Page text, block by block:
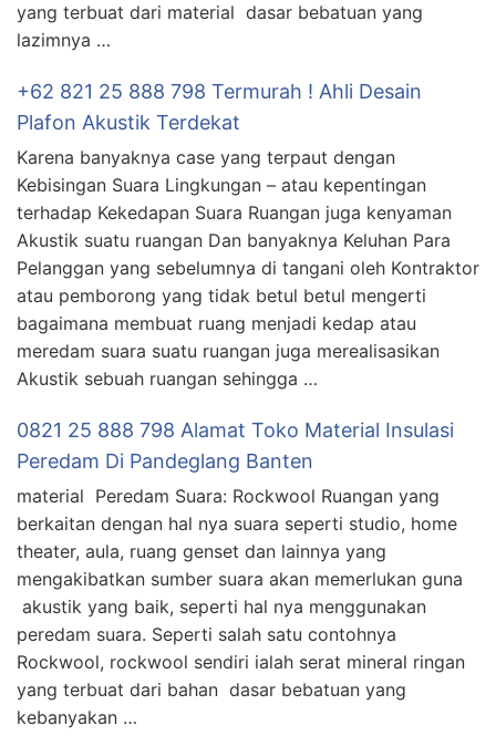
yang terbuat dari material dasar bebatuan yang
lazimnya …
+62 821 25 888 798 Termurah ! Ahli Desain
Plafon Akustik Terdekat
Karena banyaknya case yang terpaut dengan
Kebisingan Suara Lingkungan – atau kepentingan
terhadap Kekedapan Suara Ruangan juga kenyaman
Akustik suatu ruangan Dan banyaknya Keluhan Para
Pelanggan yang sebelumnya di tangani oleh Kontraktor
atau pemborong yang tidak betul betul mengerti
bagaimana membuat ruang menjadi kedap atau
meredam suara suatu ruangan juga merealisasikan
Akustik sebuah ruangan sehingga …
0821 25 888 798 Alamat Toko Material Insulasi
Peredam Di Pandeglang Banten
material Peredam Suara: Rockwool Ruangan yang
berkaitan dengan hal nya suara seperti studio, home
theater, aula, ruang genset dan lainnya yang
mengakibatkan sumber suara akan memerlukan guna
akustik yang baik, seperti hal nya menggunakan
peredam suara. Seperti salah satu contohnya
Rockwool, rockwool sendiri ialah serat mineral ringan
yang terbuat dari bahan dasar bebatuan yang
kebanyakan …